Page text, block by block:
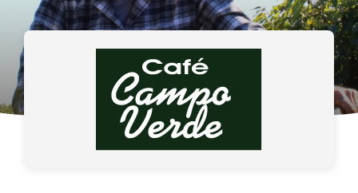
Locação e vendas de máquinas de café
Insumos para máquinas de café
Manutenção e oficina
Nossas marcas